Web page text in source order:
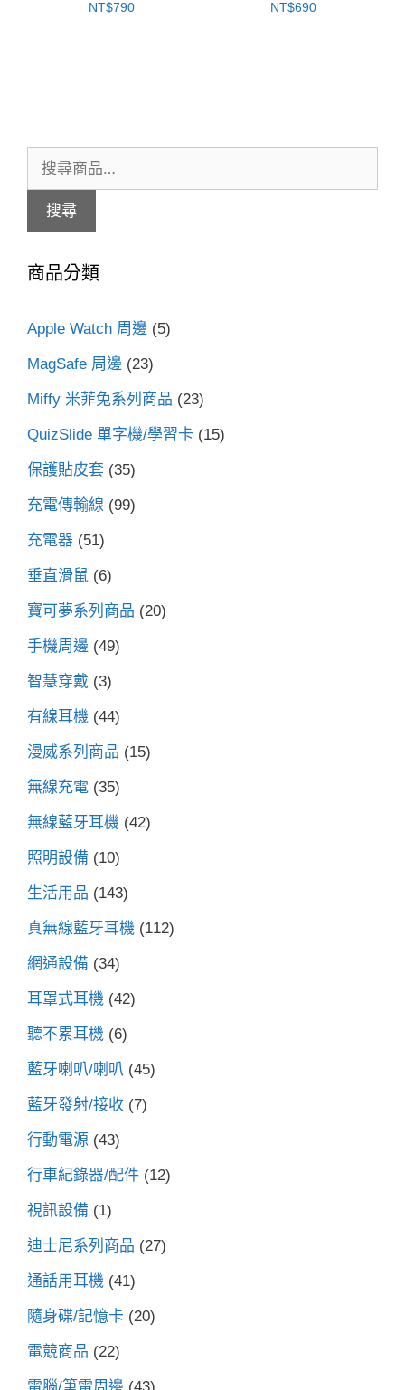
NT$790 NT$690
尋
字:
搜尋
商品分類
Apple Watch 周邊 (5)
MagSafe 周邊 (23)
Miffy 米菲兔系列商品 (23)
QuizSlide 單字機/學習卡 (15)
保護貼皮套 (35)
充電傳輸線 (99)
充電器 (51)
垂直滑鼠 (6)
寶可夢系列商品 (20)
手機周邊 (49)
智慧穿戴 (3)
有線耳機 (44)
漫威系列商品 (15)
無線充電 (35)
無線藍牙耳機 (42)
照明設備 (10)
生活用品 (143)
真無線藍牙耳機 (112)
網通設備 (34)
耳罩式耳機 (42)
聽不累耳機 (6)
藍牙喇叭/喇叭 (45)
藍牙發射/接收 (7)
行動電源 (43)
行車紀錄器/配件 (12)
視訊設備 (1)
迪士尼系列商品 (27)
通話用耳機 (41)
隨身碟/記憶卡 (20)
電競商品 (22)